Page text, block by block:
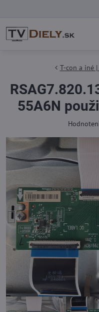
T-con a iné
55A6N